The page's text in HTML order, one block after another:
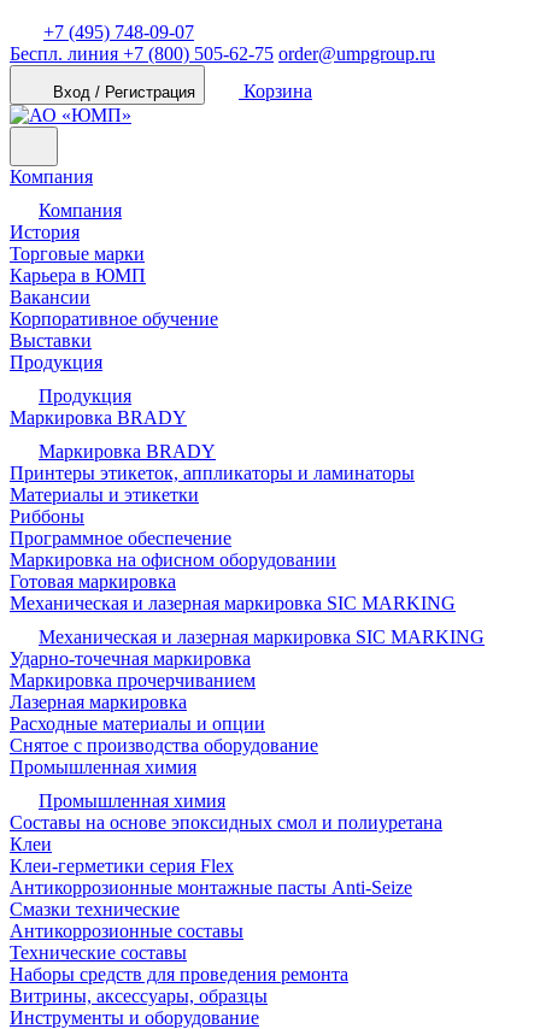
+7 (495) 748-09-07
Беспл. линия +7 (800) 505-62-75 order@umpgroup.ru
Вход / Регистрация Корзина
Компания
Компания
История
Торговые марки
Карьера в ЮМП
Вакансии
Корпоративное обучение
Выставки
Продукция
Продукция
Маркировка BRADY
Маркировка BRADY
Принтеры этикеток, аппликаторы и ламинаторы
Материалы и этикетки
Риббоны
Программное обеспечение
Маркировка на офисном оборудовании
Готовая маркировка
Механическая и лазерная маркировка SIC MARKING
Механическая и лазерная маркировка SIC MARKING
Ударно-точечная маркировка
Маркировка прочерчиванием
Лазерная маркировка
Расходные материалы и опции
Снятое с производства оборудование
Промышленная химия
Промышленная химия
Составы на основе эпоксидных смол и полиуретана
Клеи
Клеи-герметики серия Flex
Антикоррозионные монтажные пасты Anti-Seize
Смазки технические
Антикоррозионные составы
Технические составы
Наборы средств для проведения ремонта
Витрины, аксессуары, образцы
Инструменты и оборудование